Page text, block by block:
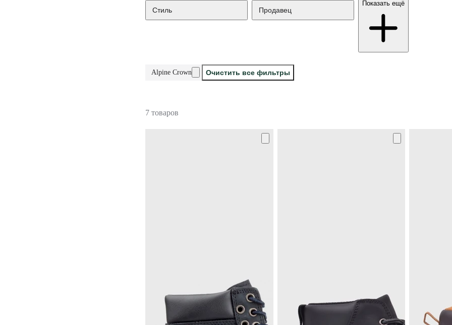
Стиль Продавец
Показать ещё
Alpine Сrown Очистить все фильтры
7 товаров